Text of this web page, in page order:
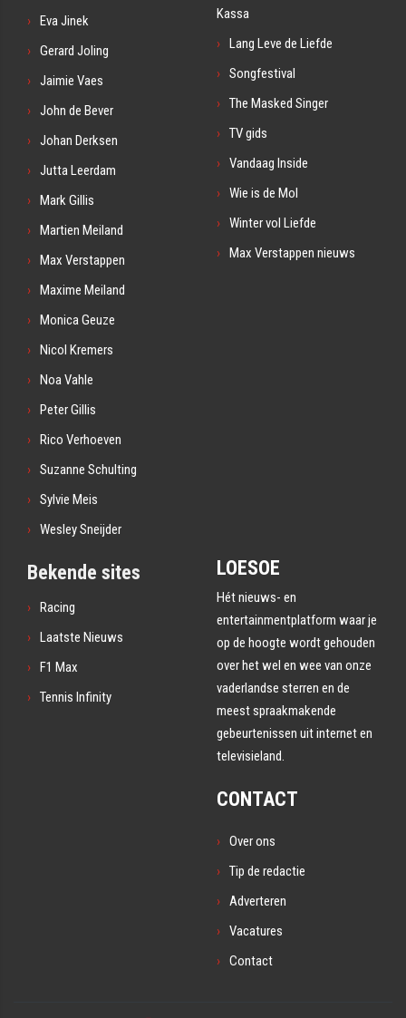
Eva Jinek
Gerard Joling
Jaimie Vaes
John de Bever
Johan Derksen
Jutta Leerdam
Mark Gillis
Martien Meiland
Max Verstappen
Maxime Meiland
Monica Geuze
Nicol Kremers
Noa Vahle
Peter Gillis
Rico Verhoeven
Suzanne Schulting
Sylvie Meis
Wesley Sneijder
Kassa
Lang Leve de Liefde
Songfestival
The Masked Singer
TV gids
Vandaag Inside
Wie is de Mol
Winter vol Liefde
Max Verstappen nieuws
Bekende sites
Racing
Laatste Nieuws
F1 Max
Tennis Infinity
LOESOE
Hét nieuws- en
entertainmentplatform waar je
op de hoogte wordt gehouden
over het wel en wee van onze
vaderlandse sterren en de
meest spraakmakende
gebeurtenissen uit internet en
televisieland.
CONTACT
Over ons
Tip de redactie
Adverteren
Vacatures
Contact